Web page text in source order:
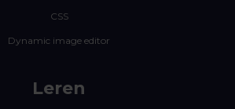
CSS
Dynamic image editor
Leren